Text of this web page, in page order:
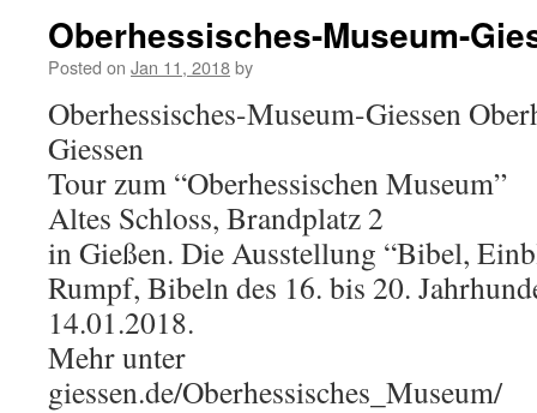
Oberhessisches-Museum-
Posted on Jan 11, 2018by
Oberhessisches-Museum-Giessen
Giessen
Tour zum “Oberhessischen Museum”
Altes Schloss, Brandplatz 2
in Gießen. Die Ausstellung “Bibel,
Rumpf, Bibeln des 16. bis 20.
14.01.2018.
Mehr unter
giessen.de/Oberhessisches_Museum/